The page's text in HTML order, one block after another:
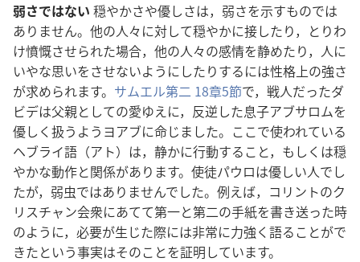
弱さではない 穏やかさや優しさは，弱さを示すものでは
ありません。他の人々に対して穏やかに接したり，とりわ
け憤慨させられた場合，他の人々の感情を静めたり，人に
いやな思いをさせないようにしたりするには性格上の強さ
が求められます。 サムエル第二 18章5節で，戦人だったダ
ビデは父親としての愛ゆえに，反逆した息子アブサロムを
優しく扱うようヨアブに命じました。ここで使われている
ヘブライ語（アト）は，静かに行動すること，もしくは穏
やかな動作と関係があります。使徒パウロは優しい人でし
たが，弱虫ではありませんでした。例えば，コリントのク
リスチャン会衆にあてて第一と第二の手紙を書き送った時
のように，必要が生じた際には非常に力強く語ることがで
きたという事実はそのことを証明しています。